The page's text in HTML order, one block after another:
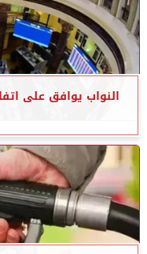
النواب يوافق على